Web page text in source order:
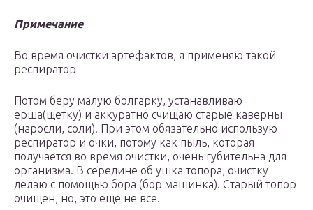
Примечание
Во время очистки артефактов, я применяю такой
респиратор
Потом беру малую болгарку, устанавливаю
ерша(щетку) и аккуратно счищаю старые каверны
(наросли, соли). При этом обязательно использую
респиратор и очки, потому как пыль, которая
получается во время очистки, очень губительна для
организма. В середине об ушка топора, очистку
делаю с помощью бора (бор машинка). Старый топор
очищен, но, это еще не все.